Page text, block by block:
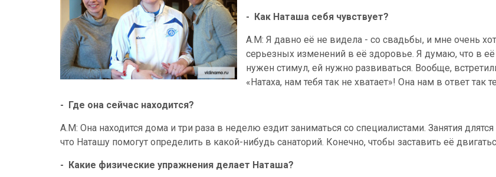
- Как Наташа себя чувствует?
А.М: Я давно её не видела - со свадьбы, и мне очень
серьезных изменений в её здоровье. Я думаю, что в
нужен стимул, ей нужно развиваться. Вообще,
«Натаха, нам тебя так не хватает»! Она нам в ответ так
- Где она сейчас находится?
А.М: Она находится дома и три раза в неделю ездит заниматься со специалистами. Занятия
что Наташу помогут определить в какой-нибудь санаторий. Конечно, чтобы заставить её
- Какие физические упражнения делает Наташа?